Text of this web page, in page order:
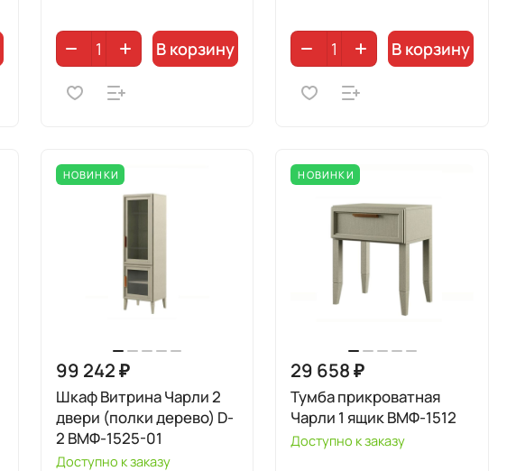
В корзину В корзину
НОВИНКИ
99 242 ₽
Шкаф Витрина Чарли 2
двери (полки дерево) D-
2 ВМФ-1525-01
Доступно к заказу
НОВИНКИ
29 658 ₽
Тумба прикроватная
Чарли 1 ящик ВМФ-1512
Доступно к заказу